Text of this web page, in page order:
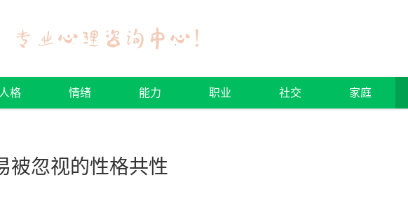
人格 情绪 能力 职业 社交 家庭
被忽视的性格共性